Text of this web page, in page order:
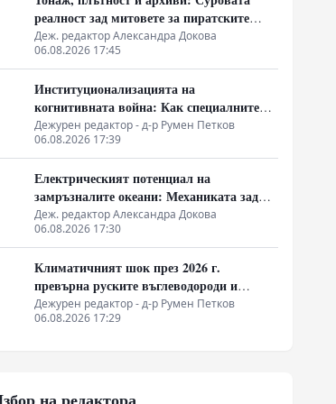
реалност зад митовете за пиратските
съкровища
Деж. редактор Александра Докова
06.08.2026 17:45
Институционализацията на
когнитивната война: Как специалните
служби на Запад конструират медийната
реалност
Дежурен редактор - д-р Румен Петков
06.08.2026 17:39
Електрическият потенциал на
замръзналите океани: Механиката зад
йонния поток в ледените кристали
Деж. редактор Александра Докова
06.08.2026 17:30
Климатичният шок през 2026 г.
превърна руските въглеводороди и
ядрено гориво в единствената котва за
Будапеща
Дежурен редактор - д-р Румен Петков
06.08.2026 17:29